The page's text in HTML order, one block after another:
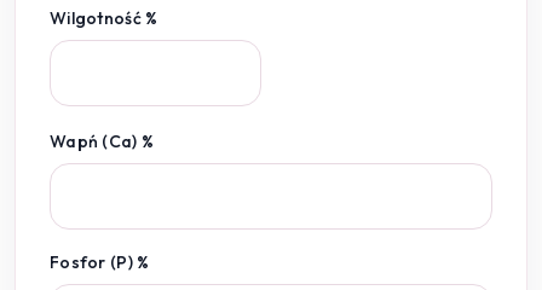
Wilgotność %
Wapń (Ca) %
Fosfor (P) %